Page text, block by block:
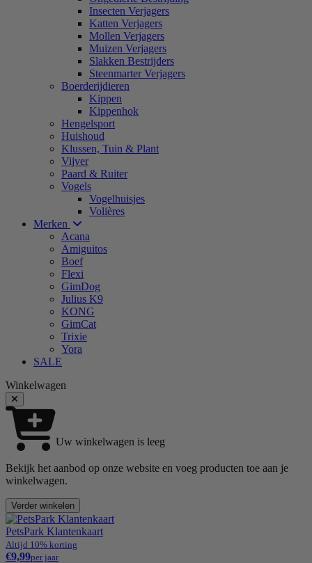
Insecten Verjagers
Katten Verjagers
Mollen Verjagers
Muizen Verjagers
Slakken Bestrijders
Steenmarter Verjagers
Boerderijdieren
Kippen
Kippenhok
Hengelsport
Huishoud
Klussen, Tuin & Plant
Vijver
Paard & Ruiter
Vogels
Vogelhuisjes
Volières
Merken
Acana
Amiguitos
Boef
Flexi
GimDog
Julius K9
KONG
GimCat
Trixie
Yora
SALE
Winkelwagen
Uw winkelwagen is leeg
Bekijk het aanbod op onze website en voeg producten toe aan je
winkelwagen.
Verder winkelen
PetsPark Klantenkaart
Altijd 10% korting
€9,99per jaar